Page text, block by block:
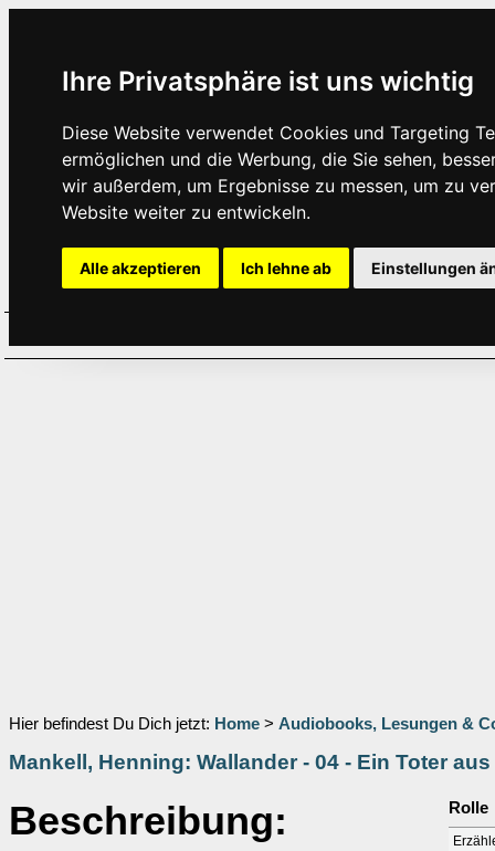
Ihre Privatsphäre ist uns wichtig
Diese Website verwendet Cookies und Targeting
ermöglichen und die Werbung, die Sie sehen,
wir außerdem, um Ergebnisse zu messen, um zu
Website weiter zu entwickeln.
Alle akzeptieren Ich lehne ab Einstellungen
Hier befindest Du Dich jetzt: Home > Audiobooks, Lesungen &
Mankell, Henning: Wallander - 04 - Ein Toter
Beschreibung: Rolle